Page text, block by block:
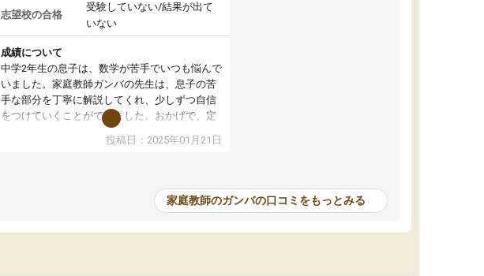
志望校の合格
受験していない/結果が出て
いない
成績について
中学2年生の息子は、数学が苦手でいつも悩んで
いました。家庭教師ガンバの先生は、息子の苦
手な部分を丁寧に解説してくれ、少しずつ自信
をつけていくことができました。おかげで、定
期テストの成績が10点以上アップし、本人もと
投稿日：2025年01月21日
家庭教師のガンバの口コミをもっとみる